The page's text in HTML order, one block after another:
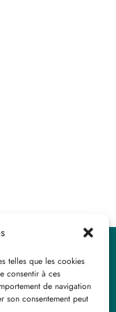
telles que les cookies
consentir à ces
de navigation
son consentement peut